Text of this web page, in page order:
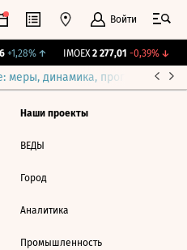
Войти
+1,28%↑ IMOEX 2 277,01 -0,39%↓
меры, динамика, прогнозы
Наши проекты
ВЕДЫ
Город
Аналитика
Промышленность